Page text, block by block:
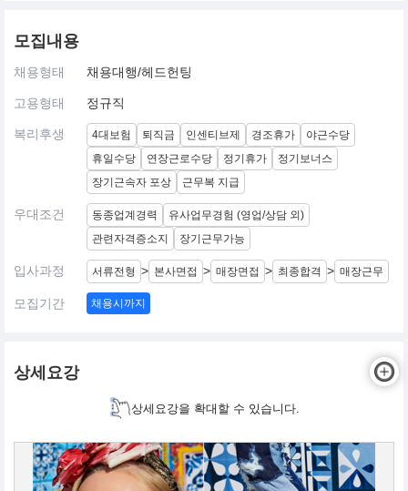
모집내용
채용형태 채용대행/헤드헌팅
고용형태 정규직
복리후생 4대보험 퇴직금 인센티브제 경조휴가
야근수당
휴일수당
연장근로수당 정기휴가
정기보너스
장기근속자 포상
근무복 지급
우대조건 동종업계경력
유사업무경험 (영업/상담 외)
관련자격증소지
장기근무가능
입사과정 서류전형 > 본사면접 > 매장면접 > 최종합격 > 매장근무
모집기간 채용시까지
상세요강
상세요강을 확대할 수 있습니다.